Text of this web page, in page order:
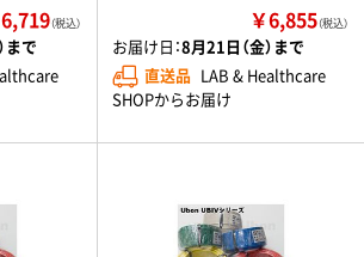
（税込）
まで
￥6,855（税込）
お届け日：8月21日（金）まで
直送品 LAB & Healthcare
SHOPからお届け